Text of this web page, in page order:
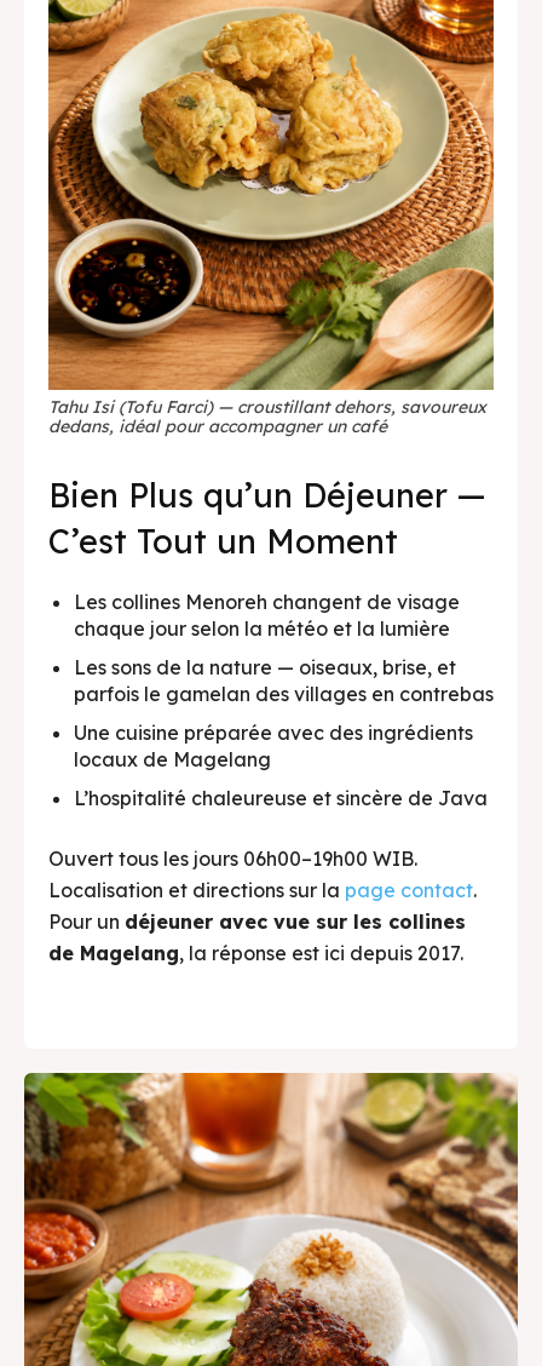
Tahu Isi (Tofu Farci) — croustillant dehors, savoureux
dedans, idéal pour accompagner un café
Bien Plus qu’un Déjeuner —
C’est Tout un Moment
Les collines Menoreh changent de visage
chaque jour selon la météo et la lumière
Les sons de la nature — oiseaux, brise, et
parfois le gamelan des villages en contrebas
Une cuisine préparée avec des ingrédients
locaux de Magelang
L’hospitalité chaleureuse et sincère de Java
Ouvert tous les jours 06h00–19h00 WIB.
Localisation et directions sur la page contact.
Pour un déjeuner avec vue sur les collines
de Magelang, la réponse est ici depuis 2017.